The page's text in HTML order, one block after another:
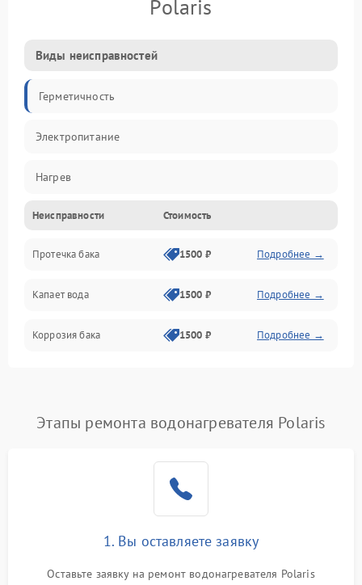
Polaris
Виды неисправностей
Герметичность
Электропитание
Нагрев
Датчики
Механика
Неисправности Стоимость
Протечка бака 1500 ₽ Подробнее →
Капает вода 1500 ₽ Подробнее →
Коррозия бака 1500 ₽ Подробнее →
Этапы ремонта водонагревателя Polaris
1. Вы оставляете заявку
Оставьте заявку на ремонт водонагревателя Polaris